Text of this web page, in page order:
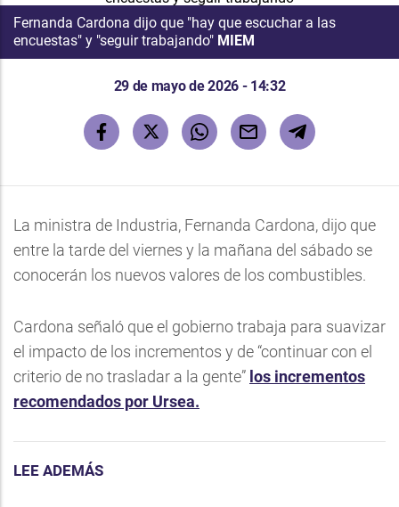
Fernanda Cardona dijo que "hay que escuchar a las
encuestas" y "seguir trabajando" MIEM
29 de mayo de 2026 - 14:32
La ministra de Industria, Fernanda Cardona, dijo que
entre la tarde del viernes y la mañana del sábado se
conocerán los nuevos valores de los combustibles.
Cardona señaló que el gobierno trabaja para suavizar
el impacto de los incrementos y de “continuar con el
criterio de no trasladar a la gente” los incrementos
recomendados por Ursea.
LEE ADEMÁS